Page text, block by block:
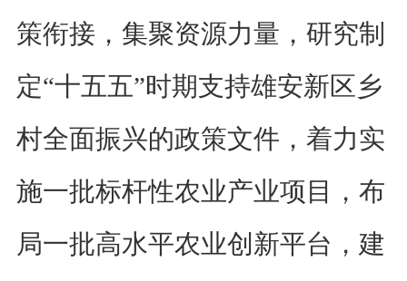
策衔接， 集聚资源力量， 研究制
定“十五五”时期支持雄安新区乡
村全面振兴的政策文件，着力实
施一批标杆性农业产业项目
， 布
局一批高水平农业创新平台 ， 建